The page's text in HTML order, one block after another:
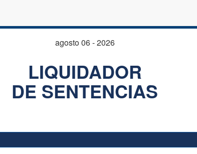
agosto 06 - 2026
LIQUIDADOR
DE SENTENCIAS